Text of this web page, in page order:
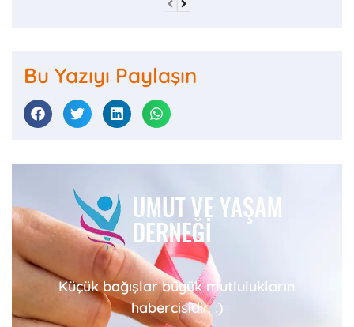
Bu Yazıyı Paylaşın
Küçük bağışlar büyük mutlulukların
habercisidir. :)